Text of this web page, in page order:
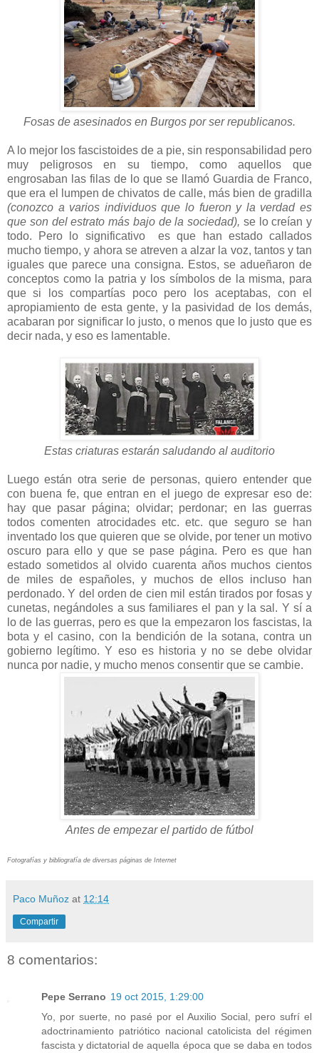
Fosas de asesinados en Burgos por ser republicanos.
A lo mejor los fascistoides de a pie, sin responsabilidad pero
muy peligrosos en su tiempo, como aquellos que
engrosaban las filas de lo que se llamó Guardia de Franco,
que era el lumpen de chivatos de calle, más bien de gradilla
(conozco a varios individuos que lo fueron y la verdad es
que son del estrato más bajo de la sociedad), se lo creían y
todo. Pero lo significativo es que han estado callados
mucho tiempo, y ahora se atreven a alzar la voz, tantos y tan
iguales que parece una consigna. Estos, se adueñaron de
conceptos como la patria y los símbolos de la misma, para
que si los compartías poco pero los aceptabas, con el
apropiamiento de esta gente, y la pasividad de los demás,
acabaran por significar lo justo, o menos que lo justo que es
decir nada, y eso es lamentable.
Estas criaturas estarán saludando al auditorio
Luego están otra serie de personas, quiero entender que
con buena fe, que entran en el juego de expresar eso de:
hay que pasar página; olvidar; perdonar; en las guerras
todos comenten atrocidades etc. etc. que seguro se han
inventado los que quieren que se olvide, por tener un motivo
oscuro para ello y que se pase página. Pero es que han
estado sometidos al olvido cuarenta años muchos cientos
de miles de españoles, y muchos de ellos incluso han
perdonado. Y del orden de cien mil están tirados por fosas y
cunetas, negándoles a sus familiares el pan y la sal. Y sí a
lo de las guerras, pero es que la empezaron los fascistas, la
bota y el casino, con la bendición de la sotana, contra un
gobierno legítimo. Y eso es historia y no se debe olvidar
nunca por nadie, y mucho menos consentir que se cambie.
Antes de empezar el partido de fútbol
Fotografías y bibliografía de diversas páginas de Internet
Paco Muñoz at 12:14
Compartir
8 comentarios:
Pepe Serrano 19 oct 2015, 1:29:00
Yo, por suerte, no pasé por el Auxilio Social, pero sufrí el
adoctrinamiento patriótico nacional catolicista del régimen
fascista y dictatorial de aquella época que se daba en todos